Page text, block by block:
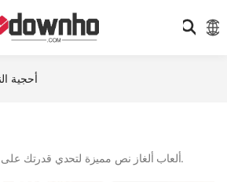
أحجية
ألعاب ألغاز نص مميزة لتحدي قدرتك على التفكير وروح الاستكشاف.